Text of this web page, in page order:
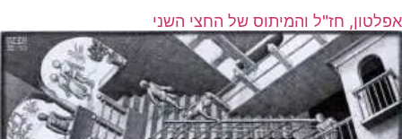
אפלטון, חז"ל והמיתוס של החצי השני